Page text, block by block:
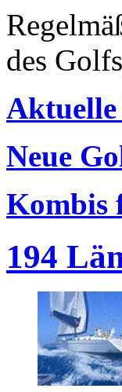
des
Neue
Kombis
194